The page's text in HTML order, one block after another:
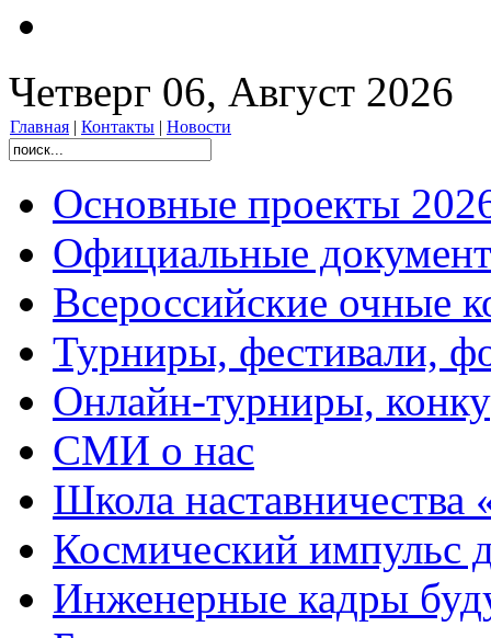
Четверг 06, Август 2026
Главная | Контакты | Новости
Основные проекты
Официальные
Всероссийские очные
Турниры, фестивали,
Онлайн-турниры,
СМИ о нас
Школа
Космический импульс
Инженерные кадры